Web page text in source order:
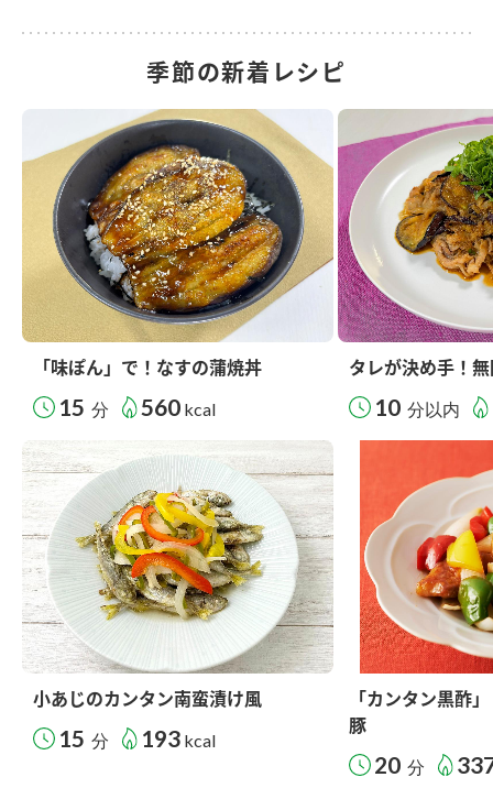
季節の新着レシピ
「味ぽん」で！なすの蒲焼丼
15 分 560 kcal
タレが決め手！
10 分以内
小あじのカンタン南蛮漬け風
15 分 193 kcal
「カンタン黒酢
豚
20 分